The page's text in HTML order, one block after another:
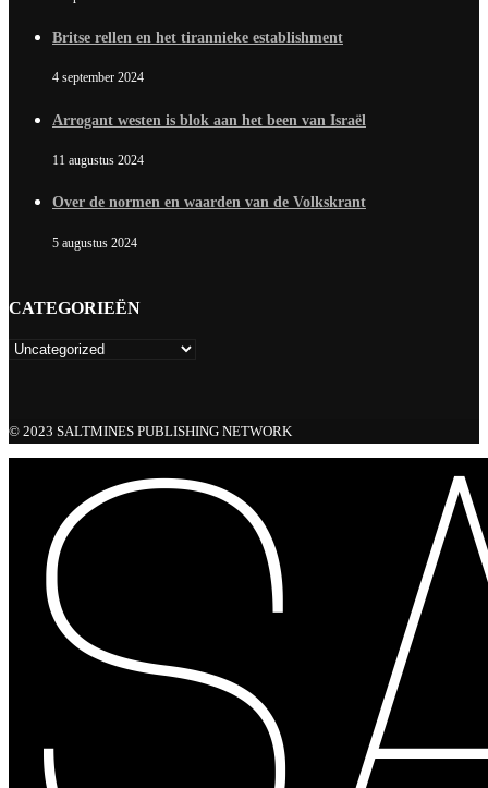
Britse rellen en het tirannieke establishment
4 september 2024
Arrogant westen is blok aan het been van Israël
11 augustus 2024
Over de normen en waarden van de Volkskrant
5 augustus 2024
CATEGORIEËN
© 2023 SALTMINES PUBLISHING NETWORK